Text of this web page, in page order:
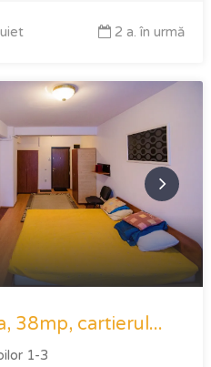
2 a. în urmă
38mp, cartierul...
1-3